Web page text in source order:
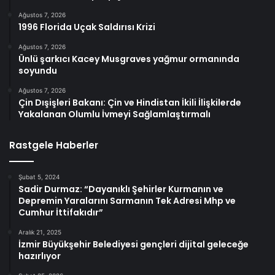
Ağustos 7, 2026
1996 Florida Uçak Saldırısı Krizi
Ağustos 7, 2026
Ünlü şarkıcı Kacey Musgraves yağmur ormanında
soyundu
Ağustos 7, 2026
Çin Dışişleri Bakanı: Çin ve Hindistan İkili İlişkilerde
Yakalanan Olumlu İvmeyi Sağlamlaştırmalı
Rastgele Haberler
Şubat 5, 2024
Sadir Durmaz: “Dayanıklı Şehirler Kurmanın ve
Depremin Yaralarını Sarmanın Tek Adresi Mhp ve
Cumhur İttifakıdır”
Aralık 21, 2025
İzmir Büyükşehir Belediyesi gençleri dijital geleceğe
hazırlıyor